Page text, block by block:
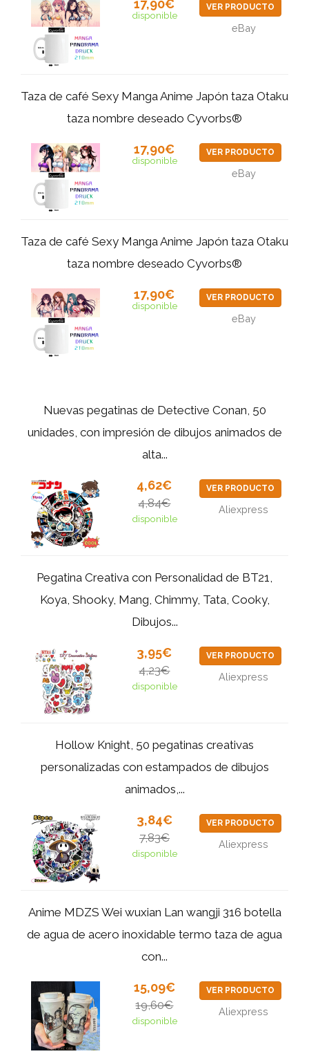
17,90€
disponible
VER PRODUCTO
eBay
Taza de café Sexy Manga Anime Japón taza Otaku
taza nombre deseado Cyvorbs®
17,90€
disponible
VER PRODUCTO
eBay
Taza de café Sexy Manga Anime Japón taza Otaku
taza nombre deseado Cyvorbs®
17,90€
disponible
VER PRODUCTO
eBay
Nuevas pegatinas de Detective Conan, 50
unidades, con impresión de dibujos animados de
alta...
4,62€
4,84€
disponible
VER PRODUCTO
Aliexpress
Pegatina Creativa con Personalidad de BT21,
Koya, Shooky, Mang, Chimmy, Tata, Cooky,
Dibujos...
3,95€
4,23€
disponible
VER PRODUCTO
Aliexpress
Hollow Knight, 50 pegatinas creativas
personalizadas con estampados de dibujos
animados,...
3,84€
7,83€
disponible
VER PRODUCTO
Aliexpress
Anime MDZS Wei wuxian Lan wangji 316 botella
de agua de acero inoxidable termo taza de agua
con...
15,09€
19,60€
disponible
VER PRODUCTO
Aliexpress